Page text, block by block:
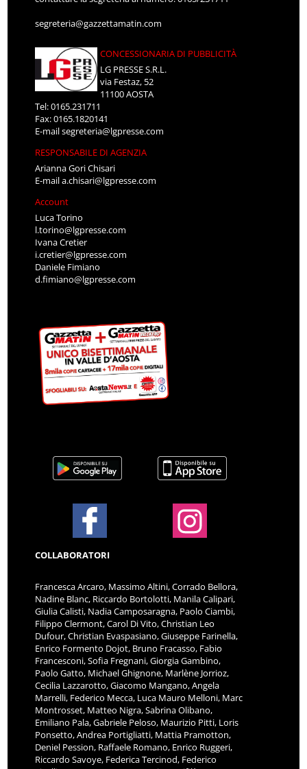
segreteria@gazzettamatin.com
CONCESSIONARIA DI PUBBLICITÀ
LG PRESSE S.R.L.
via Festaz, 52
11100 AOSTA
Tel: 0165.231711
Fax: 0165.1820141
E-mailsegreteria@lgpresse.com
RESPONSABILE DI AGENZIA
Arianna Gori Chisari
E-maila.chisari@lgpresse.com
Account
Luca Torino
l.torino@lgpresse.com
Ivana Cretier
i.cretier@lgpresse.com
Daniele Fimiano
d.fimiano@lgpresse.com
COLLABORATORI
Francesca Arcaro, Massimo Altini, Corrado Bellora,
Nadine Blanc, Riccardo Bortolotti, Manila Calipari,
Giulia Calisti, Nadia Camposaragna, Paolo Ciambi,
Filippo Clermont, Carol Di Vito, Christian Leo
Dufour, Christian Evaspasiano, Giuseppe Farinella,
Enrico Formento Dojot, Bruno Fracasso, Fabio
Francesconi, Sofia Fregnani, Giorgia Gambino,
Paolo Gatto, Michael Ghignone, Marlène Jorrioz,
Cecilia Lazzarotto, Giacomo Mangano, Angela
Marrelli, Federico Mecca, Luca Mauro Melloni, Marc
Montrosset, Matteo Nigra, Sabrina Olibano,
Emiliano Pala, Gabriele Peloso, Maurizio Pitti, Loris
Ponsetto, Andrea Portigliatti, Mattia Pramotton,
Deniel Pession, Raffaele Romano, Enrico Ruggeri,
Riccardo Savoye, Federica Tercinod, Federico